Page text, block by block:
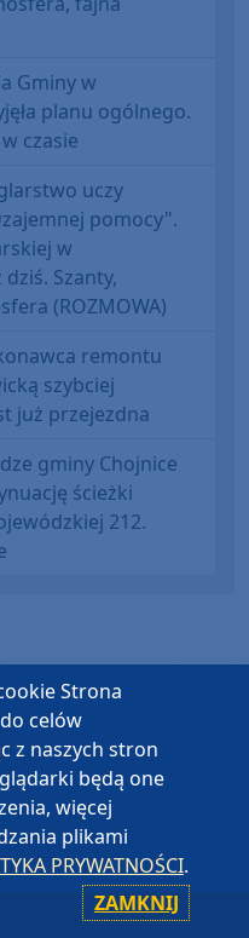
Gminy w
planu ogólnego.
czasie
uczy
pomocy".
w
Szanty,
(ROZMOWA)
remontu
szybciej
już przejezdna
gminy Chojnice
ścieżki
212.
Strona
celów
z naszych stron
będą one
więcej
plikami
PRYWATNOŚCI.
ZAMKNIJ